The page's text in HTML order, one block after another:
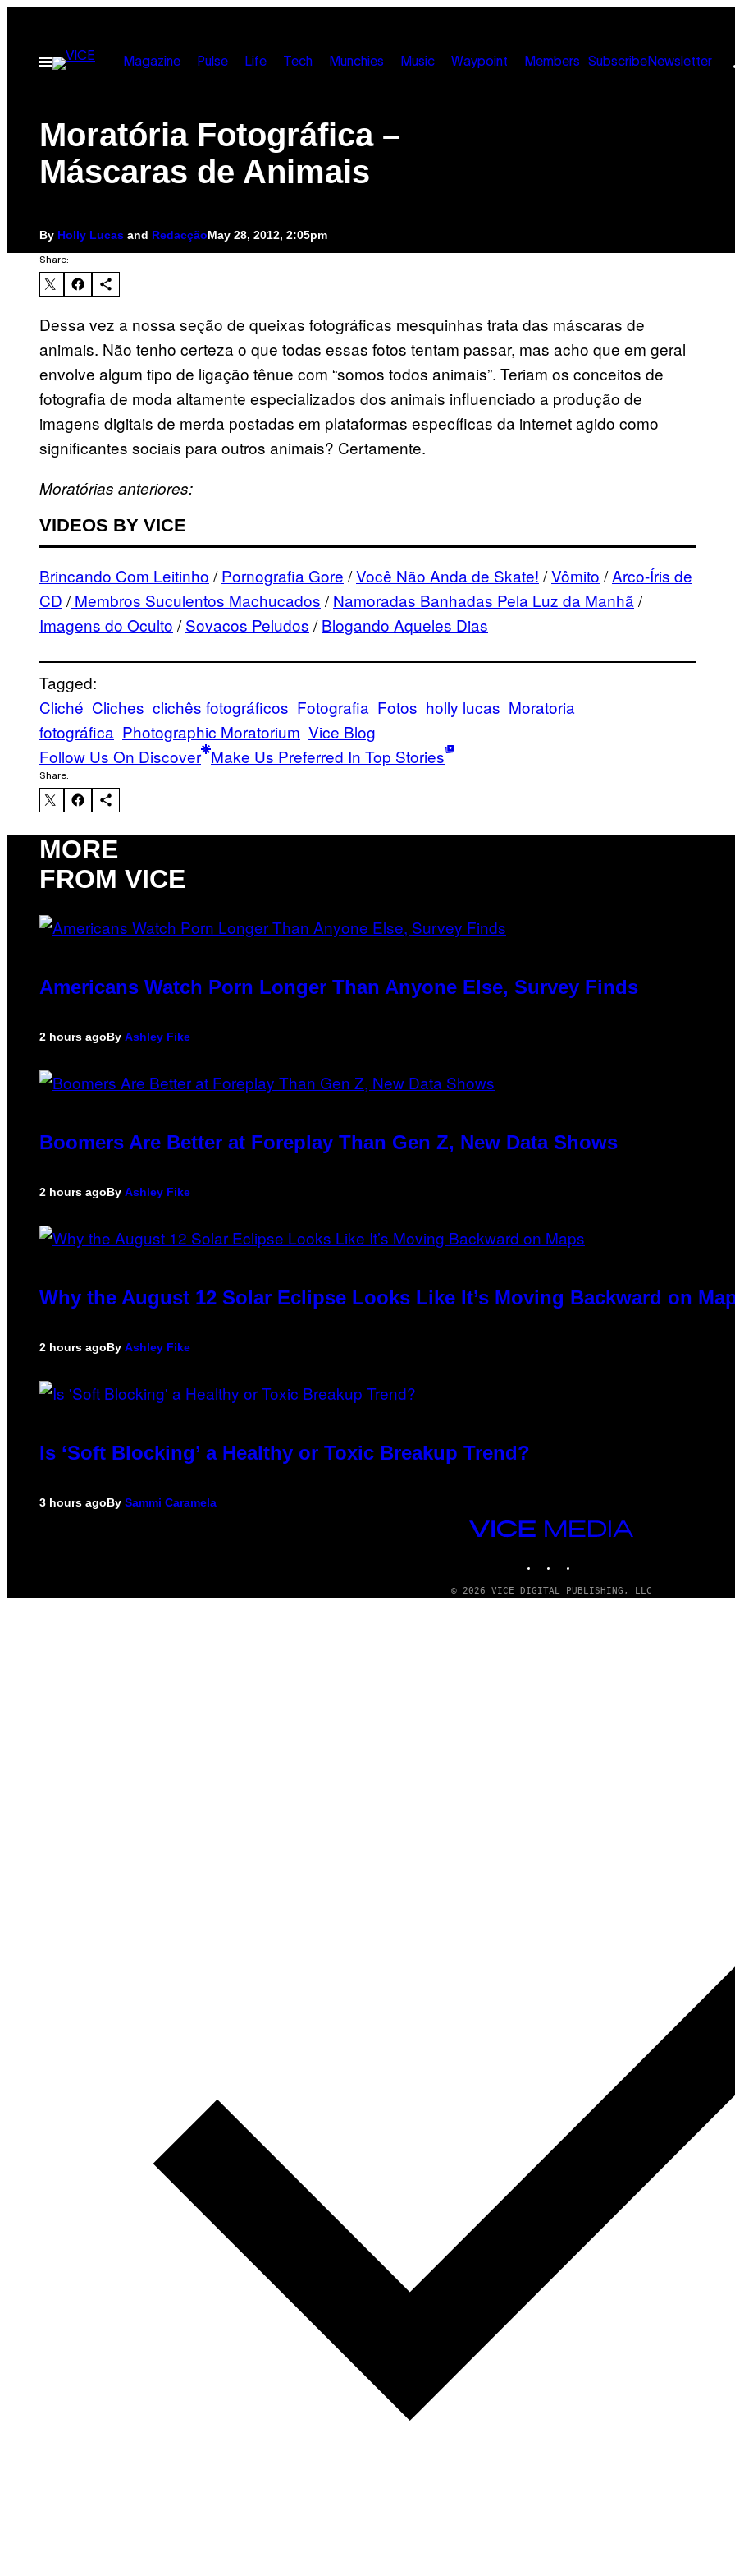
contentOpen
Menu
Magazine Pulse Life Tech Munchies Music Waypoint Members Subscribe Newsletter
Moratória Fotográfica –
Máscaras de Animais
By Holly Lucas and RedacçãoMay 28, 2012, 2:05pm
Share:
Dessa vez a nossa seção de ​​queixas fotográficas mesquinhas trata das máscaras de
animais. Não tenho certeza o que todas essas fotos tentam passar, mas acho que em geral
envolve algum tipo de ligação tênue com “somos todos animais”. Teriam os conceitos de
fotografia de moda altamente especializados dos animais influenciado a produção de
imagens digitais de merda postadas em plataformas específicas da internet agido como
significantes sociais para outros animais? Certamente.
Moratórias anteriores:
VIDEOS BY VICE
Brincando Com Leitinho /Pornografia Gore /Você Não Anda de Skate! /Vômito /Arco-Íris de
CD /Membros Suculentos Machucados /Namoradas Banhadas Pela Luz da Manhã /
Imagens do Oculto /Sovacos Peludos /Blogando Aqueles Dias
Tagged:
Cliché Cliches clichês fotográficos Fotografia Fotos holly lucas Moratoria
fotográfica Photographic Moratorium Vice Blog
Follow Us On Discover Make Us Preferred In Top Stories
Share:
MORE
FROM VICE
Americans Watch Porn Longer Than Anyone Else, Survey Finds
2 hours agoBy Ashley Fike
Boomers Are Better at Foreplay Than Gen Z, New Data Shows
2 hours agoBy Ashley Fike
Why the August 12 Solar Eclipse Looks Like It’s Moving Backward on
2 hours agoBy Ashley Fike
Is ‘Soft Blocking’ a Healthy or Toxic Breakup Trend?
3 hours agoBy Sammi Caramela
VICE
© 2026 VICE DIGITAL PUBLISHING, LLC